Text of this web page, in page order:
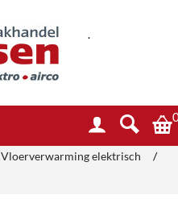
.
Vloerverwarming elektrisch
/